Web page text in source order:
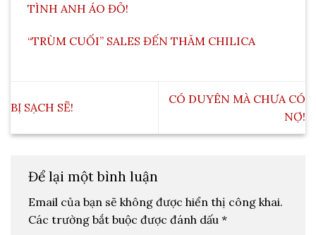
TÌNH ANH ÁO ĐỎ!
“TRÙM CUỐI” SALES ĐẾN THĂM CHILICA
BỊ SẠCH SẼ!
CÓ DUYÊN MÀ CHƯA CÓ
NỢ!
Để lại một bình luận
Email của bạn sẽ không được hiển thị công khai.
Các trường bắt buộc được đánh dấu *